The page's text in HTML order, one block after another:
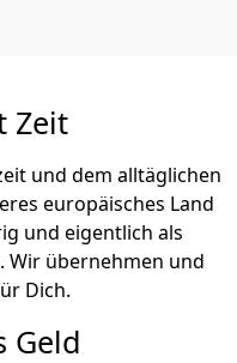
Zeit
und dem alltäglichen
europäisches Land
und eigentlich als
Wir übernehmen und
Dich.
Geld